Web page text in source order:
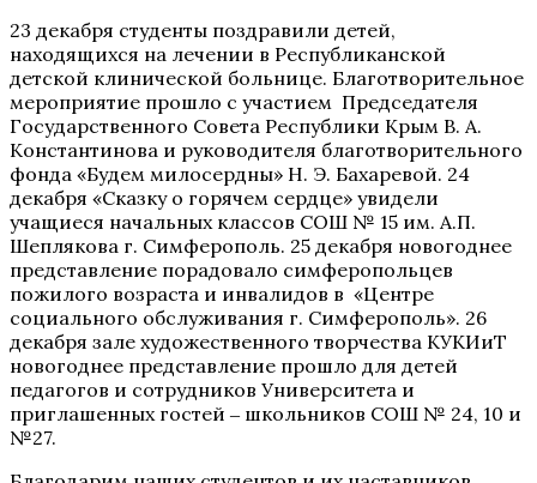
23 декабря студенты поздравили детей,
находящихся на лечении в Республиканской
детской клинической больнице. Благотворительное
мероприятие прошло с участием Председателя
Государственного Совета Республики Крым В. А.
Константинова и руководителя благотворительного
фонда «Будем милосердны» Н. Э. Бахаревой. 24
декабря «Сказку о горячем сердце» увидели
учащиеся начальных классов СОШ № 15 им. А.П.
Шеплякова г. Симферополь. 25 декабря новогоднее
представление порадовало симферопольцев
пожилого возраста и инвалидов в «Центре
социального обслуживания г. Симферополь». 26
декабря зале художественного творчества КУКИиТ
новогоднее представление прошло для детей
педагогов и сотрудников Университета и
приглашенных гостей ‒ школьников СОШ № 24, 10 и
№27.